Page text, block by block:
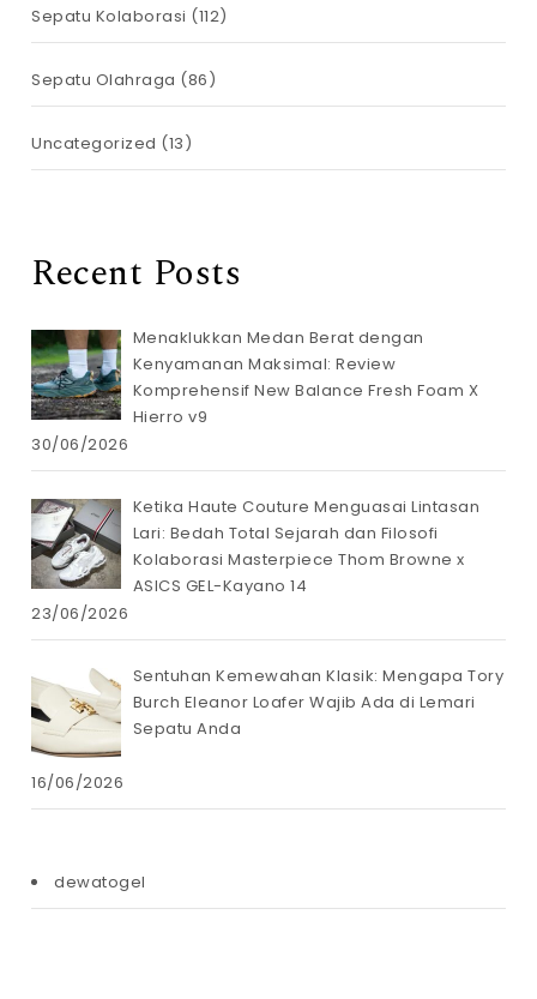
Sepatu Kolaborasi (112)
Sepatu Olahraga (86)
Uncategorized (13)
Recent Posts
Menaklukkan Medan Berat dengan
Kenyamanan Maksimal: Review
Komprehensif New Balance Fresh Foam X
Hierro v9
30/06/2026
Ketika Haute Couture Menguasai Lintasan
Lari: Bedah Total Sejarah dan Filosofi
Kolaborasi Masterpiece Thom Browne x
ASICS GEL-Kayano 14
23/06/2026
Sentuhan Kemewahan Klasik: Mengapa Tory
Burch Eleanor Loafer Wajib Ada di Lemari
Sepatu Anda
16/06/2026
dewatogel